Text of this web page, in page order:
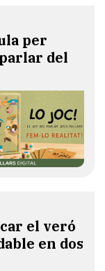
per
del
el veró
en dos